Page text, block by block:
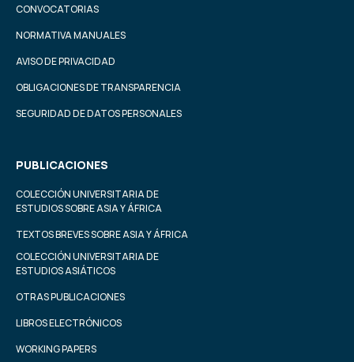
CONVOCATORIAS
NORMATIVA MANUALES
AVISO DE PRIVACIDAD
OBLIGACIONES DE TRANSPARENCIA
SEGURIDAD DE DATOS PERSONALES
PUBLICACIONES
COLECCIÓN UNIVERSITARIA DE
ESTUDIOS SOBRE ASIA Y ÁFRICA
TEXTOS BREVES SOBRE ASIA Y ÁFRICA
COLECCIÓN UNIVERSITARIA DE
ESTUDIOS ASIÁTICOS
OTRAS PUBLICACIONES
LIBROS ELECTRÓNICOS
WORKING PAPERS